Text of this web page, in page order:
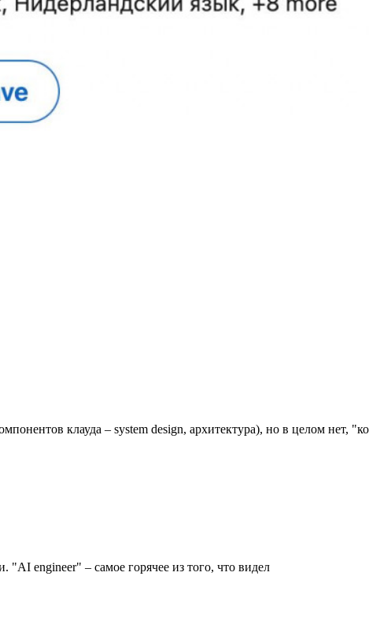
клауда – system design, архитектура), но в целом нет,
engineer" – самое горячее из того, что видел